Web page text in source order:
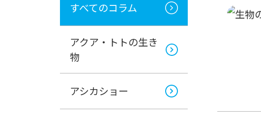
すべてのコラム
アクア・トトの生き
物
アシカショー